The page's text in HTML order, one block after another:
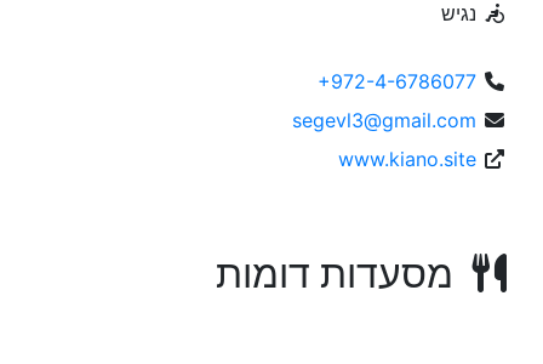
נגיש
+972-4-6786077
segevl3@gmail.com
www.kiano.site
מסעדות דומות